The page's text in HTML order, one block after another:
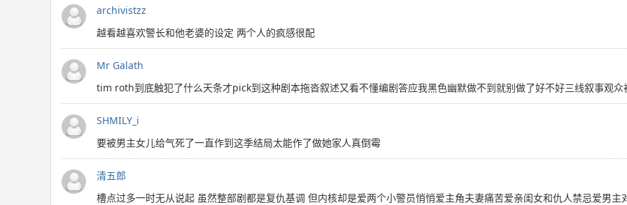
archivistzz
越看越喜欢警长和他老婆的设定 两个人的疯感很配
Mr Galath
tim roth到底触犯了什么天条才pick到这种剧本拖沓叙述又看不懂编剧答应我黑色幽默做不到就别做了好不好三线叙事观
SHMILY_i
要被男主女儿给气死了一直作到这季结局太能作了做她家人真倒霉
清五郎
槽点过多一时无从说起 虽然整部剧都是复仇基调 但内核却是爱两个小警员悄悄爱主角夫妻痛苦爱亲闺女和仇人禁忌爱男